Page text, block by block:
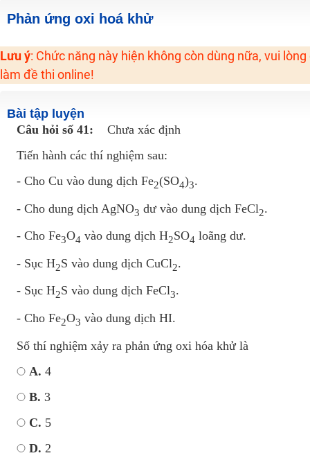
2K6! Lộ Trình Sun 2024 - Ba bước luyện thi TN THPT - ĐH ít nhất 25 điểm
Khuyến Mãi Khoá Học 1K Chỉ Từ 11-13/09/2024
Đồng giá khóa học 499K - 399K (13/11-15/11)
Khai giảng khóa Ngữ văn 7 - xây nền vững chắc cho tương lai!
Phản ứng oxi hoá khử
Lưu ý: Chức năng này hiện không còn dùng nữa, vui
làm đề thi online!
Bài tập luyện
Câu hỏi số 41:
Chưa xác định
Tiến hành các thí nghiệm sau:
- Cho Cu vào dung dịch Fe2(SO4)3.
- Cho dung dịch AgNO3 dư vào dung dịch FeCl2.
- Cho Fe3O4 vào dung dịch H2SO4 loãng dư.
- Sục H2S vào dung dịch CuCl2.
- Sục H2S vào dung dịch FeCl3.
- Cho Fe2O3 vào dung dịch HI.
Số thí nghiệm xảy ra phản ứng oxi hóa khử là
A. 4
B. 3
C. 5
D. 2